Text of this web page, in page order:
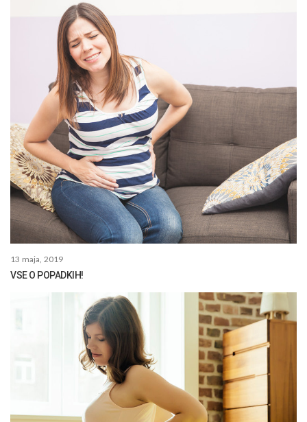
13 maja, 2019
VSE O POPADKIH!